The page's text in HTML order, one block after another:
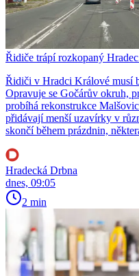
Řidiče trápí rozkopaný
Řidiči v Hradci Králové musí
Opravuje se Gočárův okruh,
probíhá rekonstrukce
přidávají menší uzavírky v
skončí během prázdnin,
Hradecká Drbna
dnes, 09:05
2 min